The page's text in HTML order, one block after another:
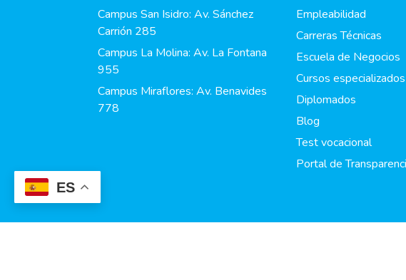
ES
Campus San Isidro: Av. Sánchez
Carrión 285
Campus La Molina: Av. La Fontana
955
Campus Miraflores: Av. Benavides
778
Empleabilidad
Carreras Técnicas
Escuela de Negocios
Cursos especializados
Diplomados
Blog
Test vocacional
Portal de